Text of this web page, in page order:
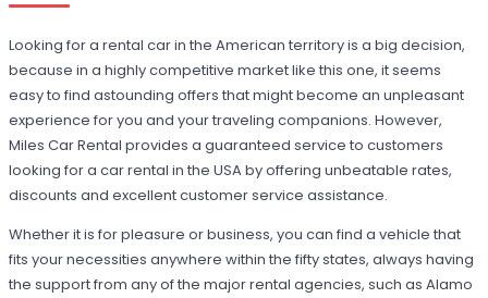
Looking for a rental car in the American territory is a big decision,
because in a highly competitive market like this one, it seems
easy to find astounding offers that might become an unpleasant
experience for you and your traveling companions. However,
Miles Car Rental provides a guaranteed service to customers
looking for a car rental in the USA by offering unbeatable rates,
discounts and excellent customer service assistance.
Whether it is for pleasure or business, you can find a vehicle that
fits your necessities anywhere within the fifty states, always having
the support from any of the major rental agencies, such as Alamo